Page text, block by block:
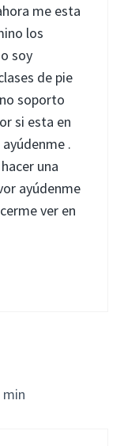
me esta
los
soy
de pie
soporto
si esta en
.
una
ayúdenme
ver en
min